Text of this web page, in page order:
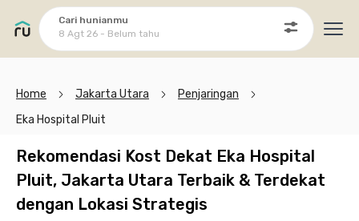
Cari hunianmu
8 Agt 26 - Belum tahu
Home Jakarta Utara
Penjaringan
Eka Hospital Pluit
Rekomendasi Kost Dekat Eka Hospital
Pluit, Jakarta Utara Terbaik & Terdekat
dengan Lokasi Strategis